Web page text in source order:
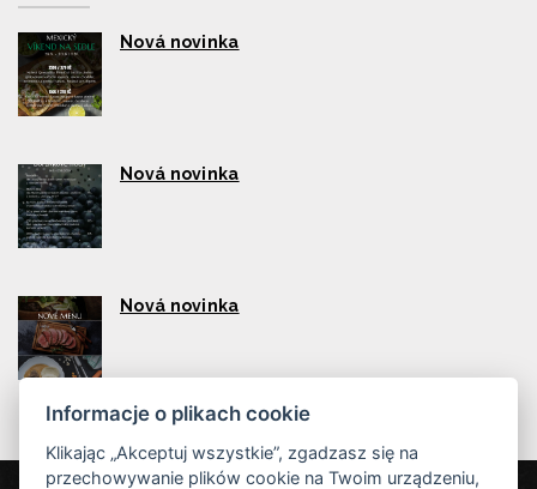
Nová novinka
Nová novinka
Nová novinka
Informacje o plikach cookie
Klikając „Akceptuj wszystkie”, zgadzasz się na
przechowywanie plików cookie na Twoim urządzeniu,